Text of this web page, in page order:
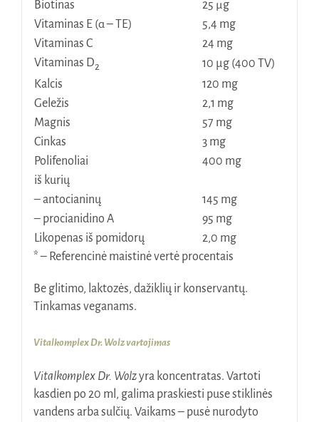
Biotinas
25 μg
Vitaminas E (α – TE)
5,4 mg
Vitaminas C
24 mg
Vitaminas D2
10 µg (400 TV)
Kalcis
120 mg
Geležis
2,1 mg
Magnis
57 mg
Cinkas
3 mg
Polifenoliai
400 mg
iš kurių
– antocianinų
145 mg
– procianidino A
95 mg
Likopenas iš pomidorų
2,0 mg
* – Referencinė maistinė vertė procentais
Be glitimo, laktozės, dažiklių ir konservantų.
Tinkamas veganams.
Vitalkomplex Dr. Wolz vartojimas
Vitalkomplex Dr. Wolzyra koncentratas. Vartoti
kasdien po 20 ml, galima praskiesti puse stiklinės
vandens arba sulčių. Vaikams – pusė nurodyto